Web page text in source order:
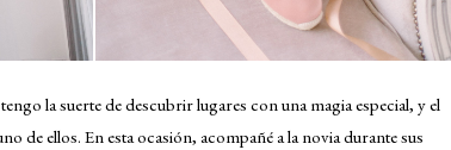
la suerte de descubrir lugares con una magia especial, y el
de ellos. En esta ocasión, acompañé a la novia durante sus